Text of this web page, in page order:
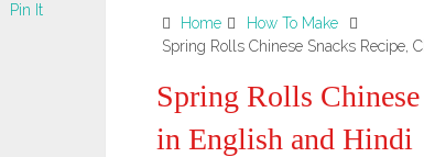
Home
How To Make
Spring Rolls Chinese Snacks Recipe,
Spring Rolls
in English and Hindi
Pin It